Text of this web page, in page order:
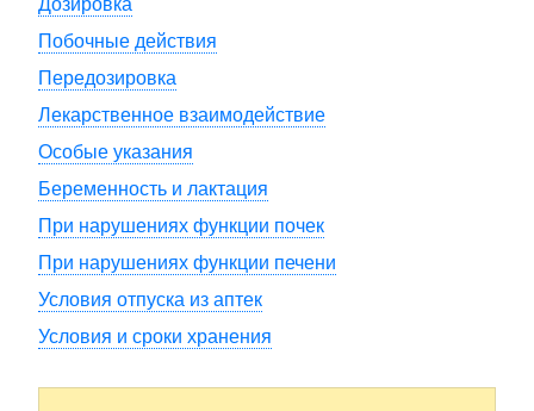
Дозировка
Побочные действия
Передозировка
Лекарственное взаимодействие
Особые указания
Беременность и лактация
При нарушениях функции почек
При нарушениях функции печени
Условия отпуска из аптек
Условия и сроки хранения